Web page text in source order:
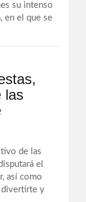
su intenso
en el que se
las
de las
el
así como
divertirte y